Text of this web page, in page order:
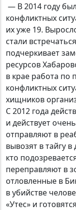
— В 2014 году
конфликтных
их уже 19.
стали
подчеркивает
ресурсов
в крае работа
конфликтных
хищников
С 2012 года
и действует
отправляют в
вывозят в тайгу
кто
переправляют в
отловленные в
в убийстве
«Утес» и